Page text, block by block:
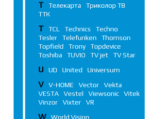
Т Телекарта
Триколор ТВ
ТТК
T TCL Technics
Techno
Tesler
Telefunken
Thomson
Topfield
Trony
Topdevice
Toshiba
TUVIO TV jet TV Star
U UD United Universum
V V-HOME Vector
Vekta
VESTA
Vestel Viewsonic
Vitek
Vinzor
Vixter VR
W World Vision